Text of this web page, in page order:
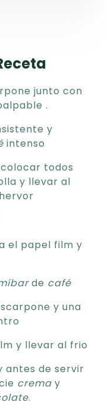
junto con
.
y
intenso
colocar todos
y llevar al
el papel film y
de café
y una
y llevar al frio
antes de servir
crema y
.